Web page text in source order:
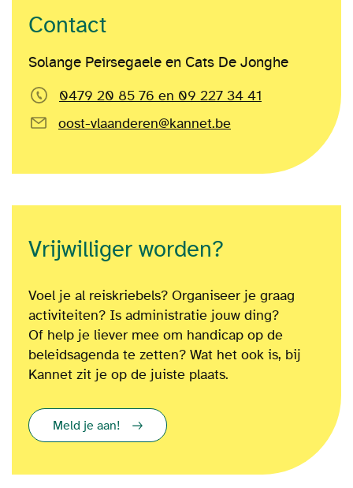
Contact
Solange Peirsegaele en Cats De Jonghe
0479 20 85 76 en 09 227 34 41
oost-vlaanderen@kannet.be
Vrijwilliger worden?
Voel je al reiskriebels? Organiseer je graag
activiteiten? Is administratie jouw ding?
Of help je liever mee om handicap op de
beleidsagenda te zetten? Wat het ook is, bij
Kannet zit je op de juiste plaats.
Meld je aan!